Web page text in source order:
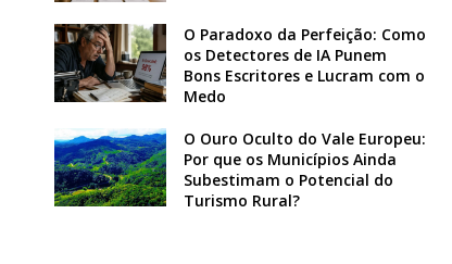
O Paradoxo da Perfeição: Como
os Detectores de IA Punem
Bons Escritores e Lucram com o
Medo
O Ouro Oculto do Vale Europeu:
Por que os Municípios Ainda
Subestimam o Potencial do
Turismo Rural?